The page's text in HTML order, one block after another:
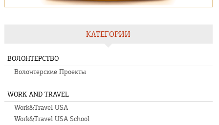
КАТЕГОРИИ
ВОЛОНТЕРСТВО
Волонтерские Проекты
WORK AND TRAVEL
Work&Travel USA
Work&Travel USA School